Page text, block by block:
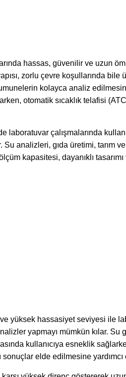
hassas, güvenilir ve uzun
zorlu çevre koşullarında bile
kolayca analiz
otomatik sıcaklık telafisi
çalışmalarında
analizleri, gıda üretimi, tarım ve
kapasitesi, dayanıklı tasarımı
yüksek hassasiyet seviyesi ile
yapmayı mümkün kılar. Su
kullanıcıya esneklik
elde edilmesine yardımcı